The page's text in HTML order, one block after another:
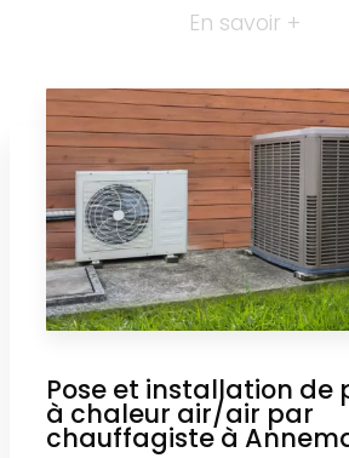
En savoir +
Pose et installation de
à chaleur air/air par
chauffagiste à